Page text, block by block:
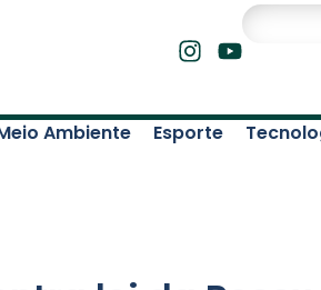
Ambiente Esporte